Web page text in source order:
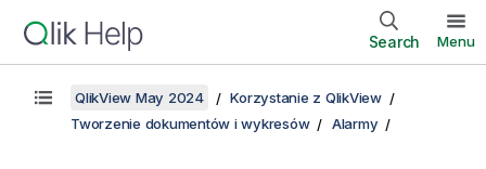
Search Menu
QlikView May 2024
Korzystanie z QlikView
Tworzenie dokumentów i wykresów
Alarmy